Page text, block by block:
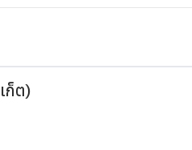
ก็ต)